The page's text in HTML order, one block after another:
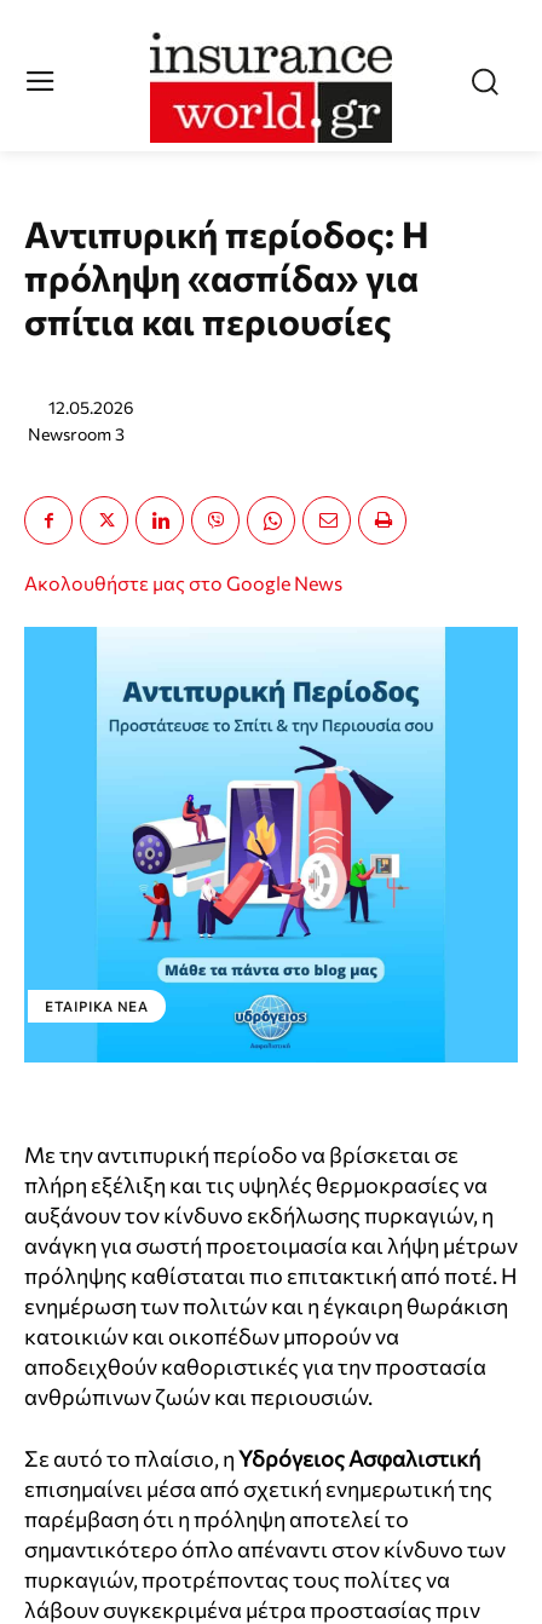
Αντιπυρική περίοδος: Η
πρόληψη «ασπίδα» για
σπίτια και περιουσίες
12.05.2026
Newsroom 3
Ακολουθήστε μας στο Google News
ΕΤΑΙΡΙΚΑ ΝΕΑ
Με την αντιπυρική περίοδο να βρίσκεται σε
πλήρη εξέλιξη και τις υψηλές θερμοκρασίες να
αυξάνουν τον κίνδυνο εκδήλωσης πυρκαγιών, η
ανάγκη για σωστή προετοιμασία και λήψη μέτρων
πρόληψης καθίσταται πιο επιτακτική από ποτέ. Η
ενημέρωση των πολιτών και η έγκαιρη θωράκιση
κατοικιών και οικοπέδων μπορούν να
αποδειχθούν καθοριστικές για την προστασία
ανθρώπινων ζωών και περιουσιών.
Σε αυτό το πλαίσιο, ηΥδρόγειος Ασφαλιστική
επισημαίνει μέσα από σχετική ενημερωτική της
παρέμβαση ότι η πρόληψη αποτελεί το
σημαντικότερο όπλο απέναντι στον κίνδυνο των
πυρκαγιών, προτρέποντας τους πολίτες να
λάβουν συγκεκριμένα μέτρα προστασίας πριν